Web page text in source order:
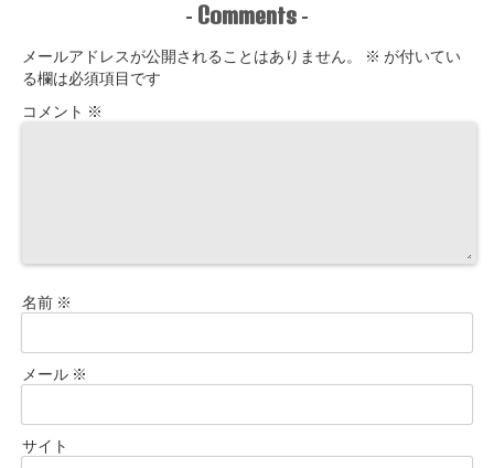
- Comments -
メールアドレスが公開されることはありません。 ※ が付いてい
る欄は必須項目です
コメント ※
名前 ※
メール ※
サイト